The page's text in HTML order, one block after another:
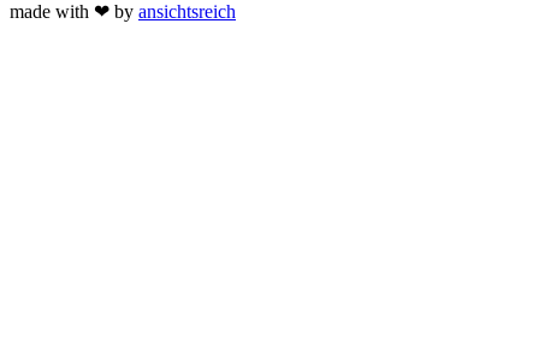
made with ❤ by ansichtsreich